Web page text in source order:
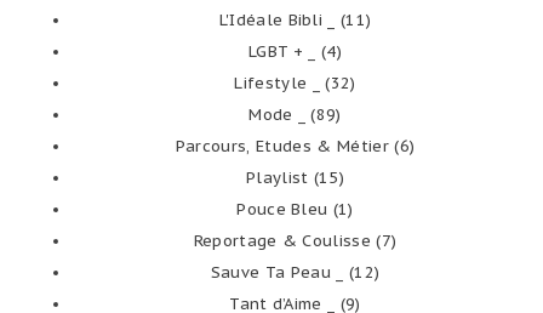
L'Idéale Bibli _
(11)
LGBT + _
(4)
Lifestyle _
(32)
Mode _
(89)
Parcours, Etudes & Métier(6)
Playlist (15)
Pouce Bleu (1)
Reportage & Coulisse (7)
Sauve Ta Peau _
(12)
Tant d’Aime _
(9)